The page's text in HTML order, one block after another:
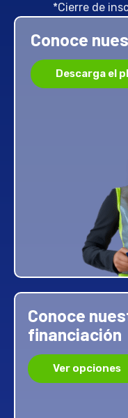
*Cierre de
Conoce
Descarga el
Conoce
financiación
Ver opciones